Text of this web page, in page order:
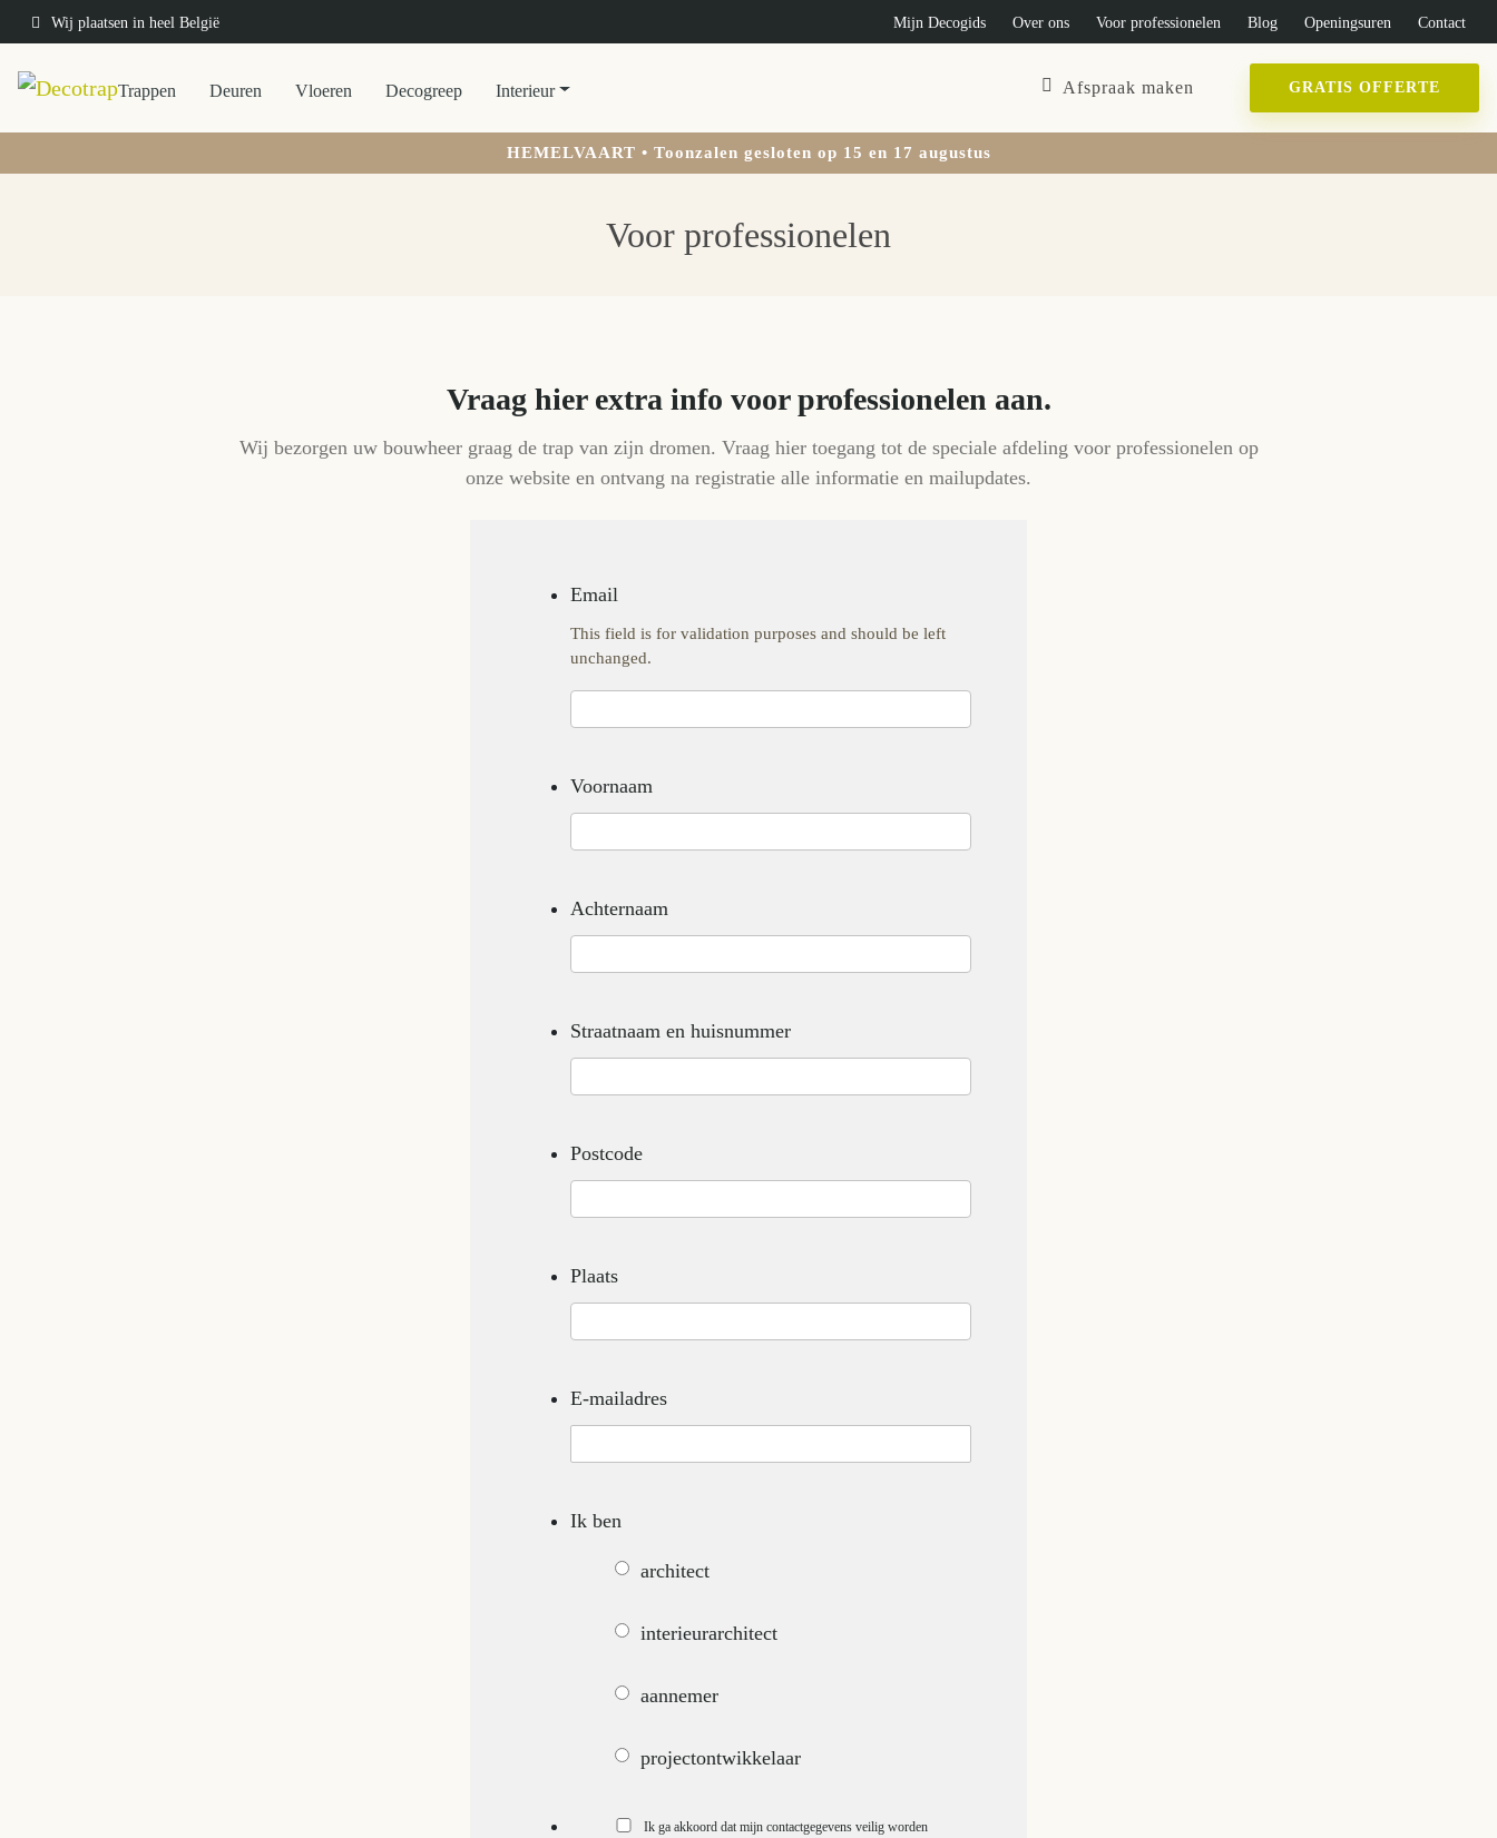
Wij plaatsen in heel België Contact
Openingsuren
Blog
Voor professionelen
Over ons
Mijn Decogids
Trappen Deuren Vloeren Decogreep Interieur Afspraak maken GRATIS OFFERTE
HEMELVAART • Toonzalen gesloten op 15 en 17 augustus
Voor professionelen
Vraag hier extra info voor professionelen aan.
Wij bezorgen uw bouwheer graag de trap van zijn dromen. Vraag hier toegang tot de speciale afdeling voor professionelen op
onze website en ontvang na registratie alle informatie en mailupdates.
Email
This field is for validation purposes and should be left
unchanged.
Voornaam
Achternaam
Straatnaam en huisnummer
Postcode
Plaats
E-mailadres
Ik ben
architect
interieurarchitect
aannemer
projectontwikkelaar
Ik ga akkoord dat mijn contactgegevens veilig worden